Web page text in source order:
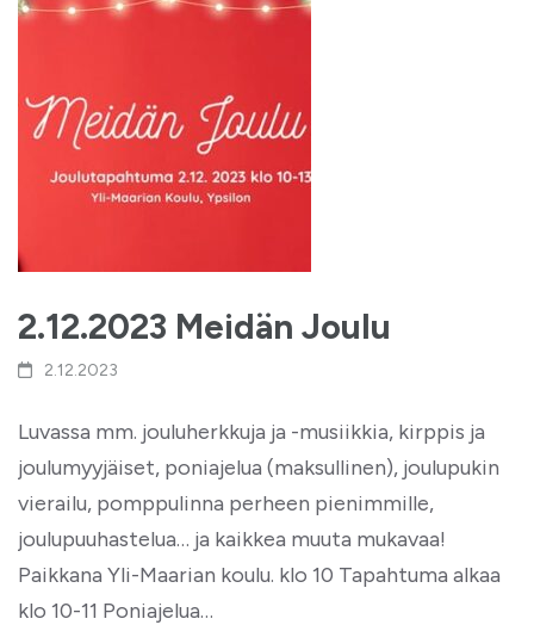
2.12.2023 Meidän Joulu
2.12.2023
Luvassa mm. jouluherkkuja ja -musiikkia, kirppis ja
joulumyyjäiset, poniajelua (maksullinen), joulupukin
vierailu, pomppulinna perheen pienimmille,
joulupuuhastelua… ja kaikkea muuta mukavaa!
Paikkana Yli-Maarian koulu. klo 10 Tapahtuma alkaa
klo 10-11 Poniajelua…